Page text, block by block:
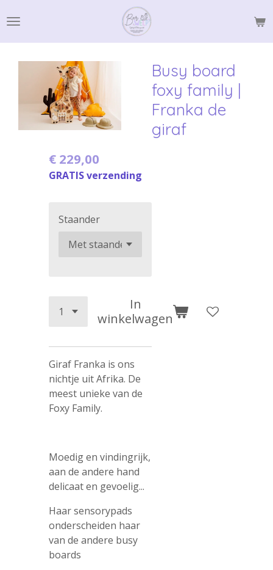
direct
naar
hoofdinhoud
Busy board
foxy family |
Franka de
giraf
€ 229,00
GRATIS verzending
Staander
In
winkelwagen
Giraf Franka is ons
nichtje uit Afrika. De
meest unieke van de
Foxy Family.
Moedig en vindingrijk,
aan de andere hand
delicaat en gevoelig...
Haar sensorypads
onderscheiden haar
van de andere busy
boards